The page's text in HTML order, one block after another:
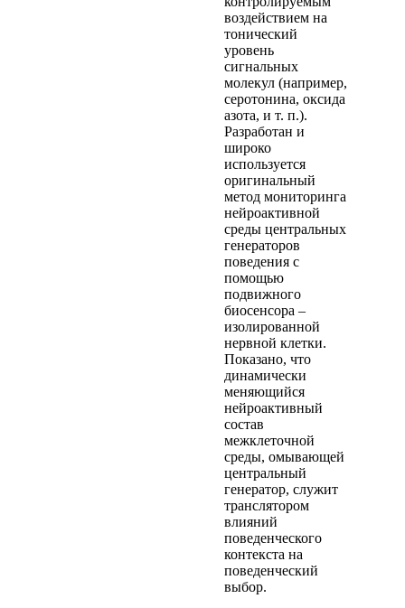
воздействием на
тонический
уровень
сигнальных
молекул (например,
серотонина, оксида
азота, и т. п.).
Разработан и
широко
используется
оригинальный
метод мониторинга
нейроактивной
среды центральных
генераторов
поведения с
помощью
подвижного
биосенсора –
изолированной
нервной клетки.
Показано, что
динамически
меняющийся
нейроактивный
состав
межклеточной
среды, омывающей
центральный
генератор, служит
транслятором
влияний
поведенческого
контекста на
поведенческий
выбор.